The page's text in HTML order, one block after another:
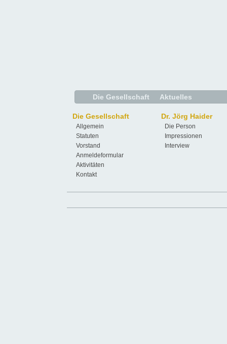
Die Gesellschaft Aktuelles
Die Gesellschaft
Allgemein
Statuten
Vorstand
Anmeldeformular
Aktivitäten
Kontakt
Dr. Jörg Haider
Die Person
Impressionen
Interview